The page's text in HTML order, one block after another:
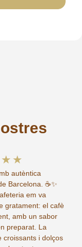
★ ★
autèntica
Barcelona. ☕✨
em va
gratament: el cafè
amb un sabor
preparat. La
croissants i dolços